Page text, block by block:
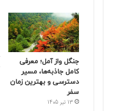
جنگل واز آمل؛ معرفی
کامل جاذبه‌ها، مسیر
دسترسی و بهترین زمان
سفر
13 تیر 1405